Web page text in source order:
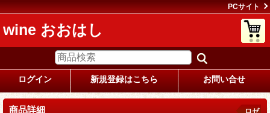
PCサイト
wine おおはし
ログイン 新規登録はこちら お問い合せ
商品詳細 ロゼ